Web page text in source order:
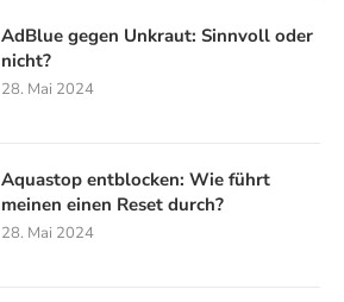
AdBlue gegen Unkraut: Sinnvoll oder
nicht?
28. Mai 2024
Aquastop entblocken: Wie führt
meinen einen Reset durch?
28. Mai 2024